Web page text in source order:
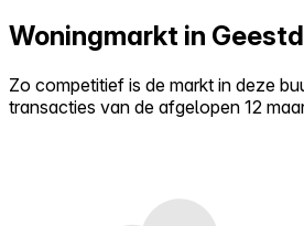
Woningmarkt in
Zo competitief is de markt in deze
transacties van de afgelopen 12